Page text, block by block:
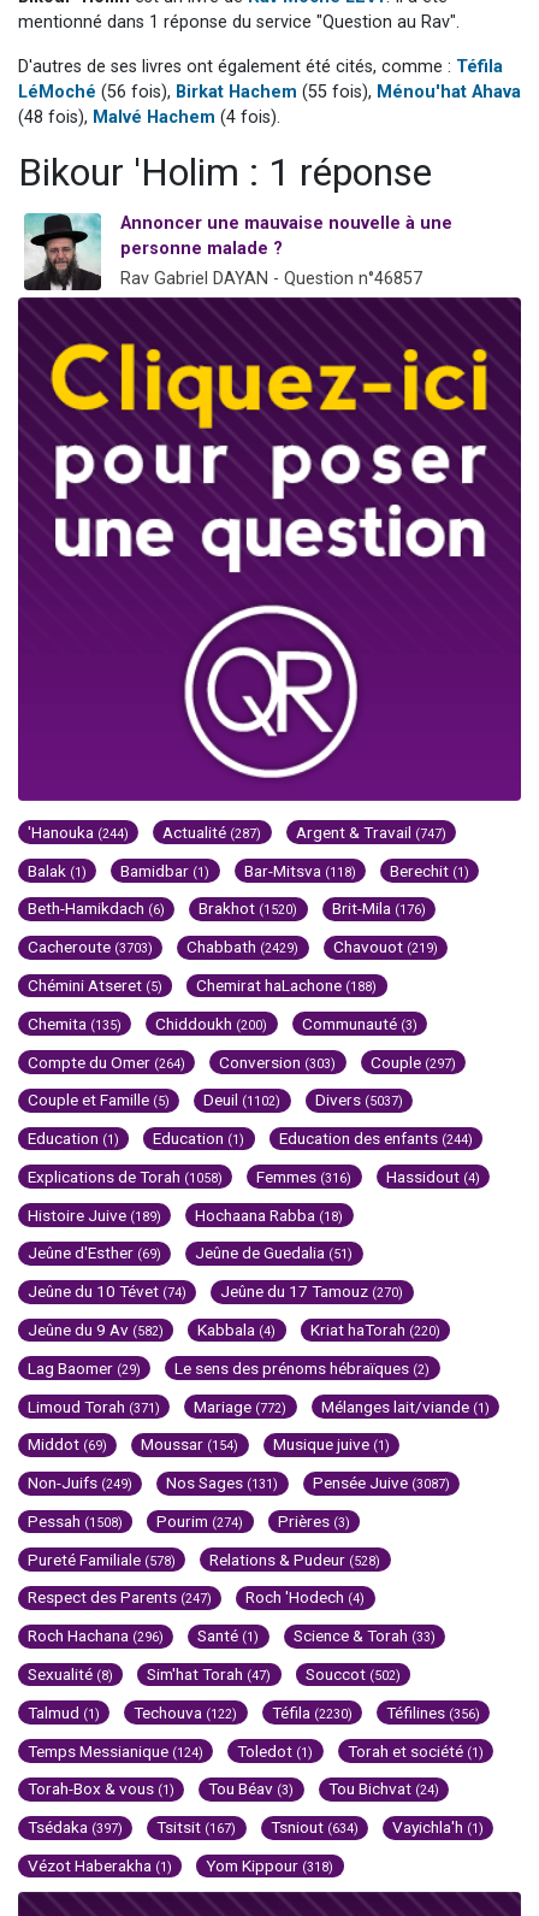
4 personnes viennent de nous rejoindre sur WhatsApp
Il reste 49 places pour étudier en groupe sur Zoom
Eva vient de donner son Maasser
Eli vient de donner son Maasser
mentionné dans 1 réponse du service "Question au Rav".
D'autres de ses livres ont également été cités, comme : Téfila
LéMoché (56 fois), Birkat Hachem (55 fois), Ménou'hat Ahava
(48 fois), Malvé Hachem (4 fois).
Bikour 'Holim : 1 réponse
Annoncer une mauvaise nouvelle à une
personne malade ?
Rav Gabriel DAYAN - Question n°46857
'Hanouka (244) Actualité (287) Argent & Travail (747)
Balak (1) Bamidbar (1) Bar-Mitsva (118) Berechit (1)
Beth-Hamikdach (6) Brakhot (1520) Brit-Mila (176)
Cacheroute (3703) Chabbath (2429) Chavouot (219)
Chémini Atseret (5) Chemirat haLachone (188)
Chemita (135) Chiddoukh (200) Communauté (3)
Compte du Omer (264) Conversion (303) Couple (297)
Couple et Famille (5) Deuil (1102) Divers (5037)
Education (1) Education (1) Education des enfants (244)
Explications de Torah (1058) Femmes (316) Hassidout (4)
Histoire Juive (189) Hochaana Rabba (18)
Jeûne d'Esther (69) Jeûne de Guedalia (51)
Jeûne du 10 Tévet (74) Jeûne du 17 Tamouz (270)
Jeûne du 9 Av (582) Kabbala (4) Kriat haTorah (220)
Lag Baomer (29) Le sens des prénoms hébraïques (2)
Limoud Torah (371) Mariage (772) Mélanges lait/viande (1)
Middot (69) Moussar (154) Musique juive (1)
Non-Juifs (249) Nos Sages (131) Pensée Juive (3087)
Pessah (1508) Pourim (274) Prières (3)
Pureté Familiale (578) Relations & Pudeur (528)
Respect des Parents (247) Roch 'Hodech (4)
Roch Hachana (296) Santé (1) Science & Torah (33)
Sexualité (8) Sim'hat Torah (47) Souccot (502)
Talmud (1) Techouva (122) Téfila (2230) Téfilines (356)
Temps Messianique (124) Toledot (1) Torah et société (1)
Torah-Box & vous (1) Tou Béav (3) Tou Bichvat (24)
Tsédaka (397) Tsitsit (167) Tsniout (634) Vayichla'h (1)
Vézot Haberakha (1) Yom Kippour (318)